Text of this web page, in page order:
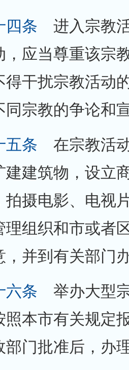
条 进入宗教
，应当尊重该宗
得干扰宗教活动
同宗教的争论和
条 在宗教活
建建筑物，设立
拍摄电影、电视
理组织和市或者
，并到有关部门
条 举办大型
照本市有关规定
部门批准后，办